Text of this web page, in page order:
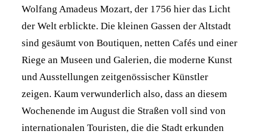
Wolfang Amadeus Mozart, der 1756 hier das Licht
der Welt erblickte. Die kleinen Gassen der Altstadt
sind gesäumt von Boutiquen, netten Cafés und einer
Riege an Museen und Galerien, die moderne Kunst
und Ausstellungen zeitgenössischer Künstler
zeigen. Kaum verwunderlich also, dass an diesem
Wochenende im August die Straßen voll sind von
internationalen Touristen, die die Stadt erkunden